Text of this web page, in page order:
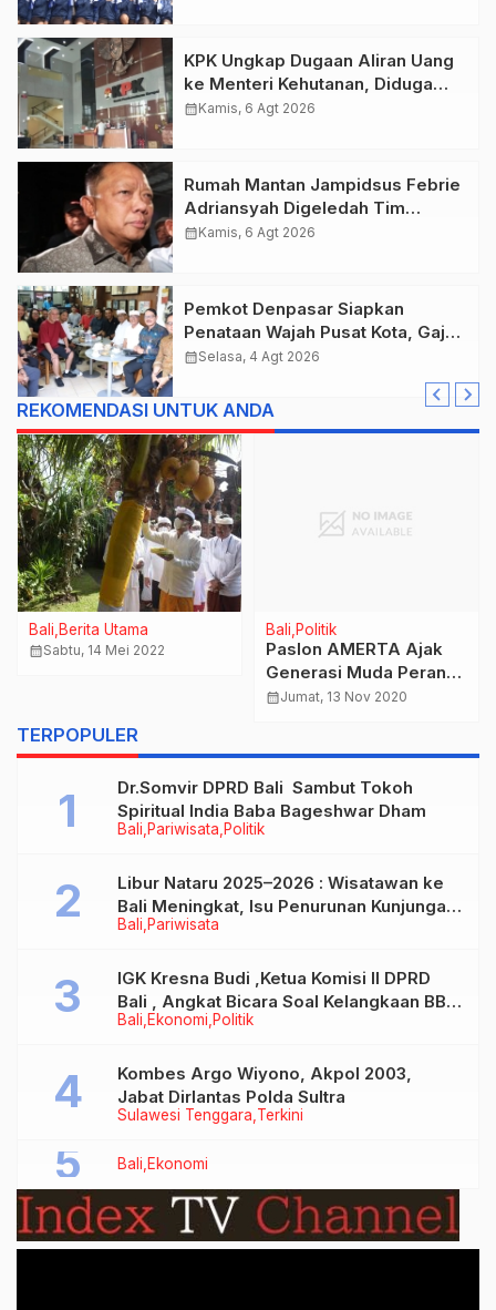
KPK Ungkap Dugaan Aliran Uang
ke Menteri Kehutanan, Diduga
Terkait Pelepasan Kawasan Hutan
calendar_monthKamis, 6 Agt 2026
Rumah Mantan Jampidsus Febrie
Adriansyah Digeledah Tim
Penyidik Kejaksaan Agung,
calendar_monthKamis, 6 Agt 2026
Pemkot Denpasar Siapkan
Penataan Wajah Pusat Kota, Gajah
Mada Jadi Salah Satu Kawasan
calendar_monthSelasa, 4 Agt 2026
REKOMENDASI UNTUK ANDA
Bali Berita Utama
calendar_monthSabtu, 14 Mei 2022
Bali Politik
Paslon AMERTA Ajak
Generasi Muda Perangi
Narkoba
calendar_monthJumat, 13 Nov 2020
TERPOPULER
Bali Pariwisata Politik
Dr.Somvir DPRD Bali Sambut Tokoh
Spiritual India Baba Bageshwar Dham
Bali Pariwisata
Libur Nataru 2025–2026 : Wisatawan ke
Bali Meningkat, Isu Penurunan Kunjungan
Tidak Benar
Bali Ekonomi Politik
IGK Kresna Budi ,Ketua Komisi II DPRD
Bali , Angkat Bicara Soal Kelangkaan BBM
Bersubsidi Jenis Solar
Sulawesi Tenggara Terkini
Kombes Argo Wiyono, Akpol 2003,
Jabat Dirlantas Polda Sultra
Bali Ekonomi